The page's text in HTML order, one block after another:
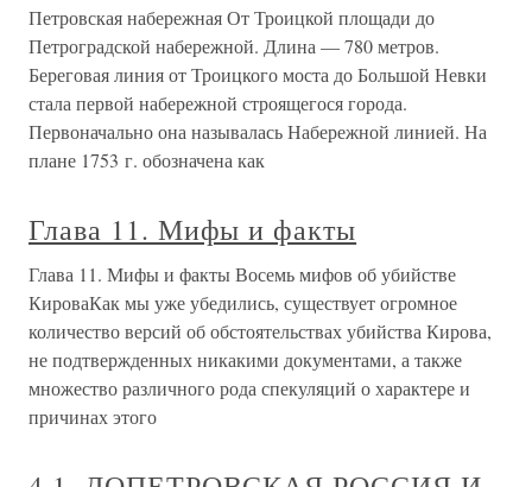
Петровская набережная От Троицкой площади до
Петроградской набережной. Длина — 780 метров.
Береговая линия от Троицкого моста до Большой Невки
стала первой набережной строящегося города.
Первоначально она называлась Набережной линией. На
плане 1753 г. обозначена как
Глава 11. Мифы и факты
Глава 11. Мифы и факты Восемь мифов об убийстве
КироваКак мы уже убедились, существует огромное
количество версий об обстоятельствах убийства Кирова,
не подтвержденных никакими документами, а также
множество различного рода спекуляций о характере и
причинах этого